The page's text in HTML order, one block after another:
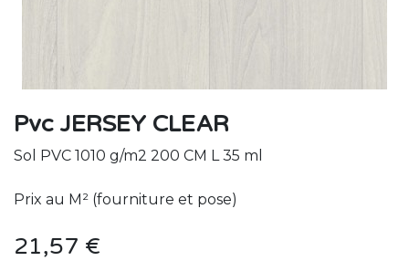
Pvc JERSEY CLEAR
Sol PVC 1010 g/m2 200 CM L 35 ml
Prix au M² (fourniture et pose)
21,57 €